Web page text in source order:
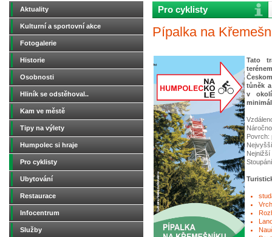
Aktuality
Kulturní a sportovní akce
Fotogalerie
Historie
Osobnosti
Hliník se odstěhoval..
Kam ve městě
Tipy na výlety
Humpolec si hraje
Pro cyklisty
Ubytování
Restaurace
Infocentrum
Služby
Pro cyklisty
Pípalka na
Tato
tůněk
v
Povrch:
Nejnižší